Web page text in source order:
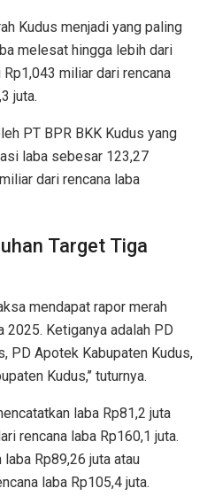
Kudus menjadi yang paling
melesat hingga lebih dari
miliar dari rencana
juta.
PT BPR BKK Kudus yang
laba sebesar 123,27
dari rencana laba
Target Tiga
mendapat rapor merah
2025. Ketiganya adalah PD
PD Apotek Kabupaten Kudus,
Kudus,’’ tuturnya.
laba Rp81,2 juta
rencana laba Rp160,1 juta.
Rp89,26 juta atau
laba Rp105,4 juta.